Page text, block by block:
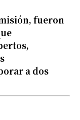
fueron
a dos